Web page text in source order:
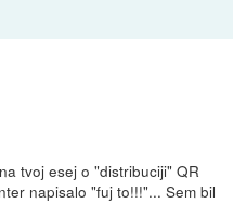
tvoj esej o "distribuciji" QR
napisalo "fuj to!!!"... Sem bil